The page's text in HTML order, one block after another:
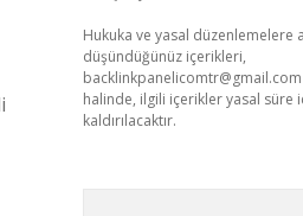
Hukuka ve yasal düzenlemelere
düşündüğünüz içerikleri,
backlinkpanelicomtr@gmail.com
halinde, ilgili içerikler yasal süre
kaldırılacaktır.